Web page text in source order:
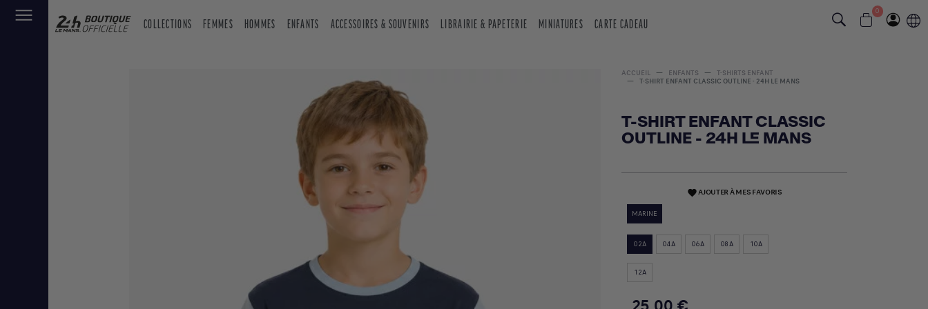
COLLECTIONS FEMMES HOMMES ENFANTS ACCESSOIRES & SOUVENIRS LIBRAIRIE & PAPETERIE MINIATURES CARTE CADEAU
0
ACCUEIL ENFANTS
T-SHIRTS ENFANT
T-SHIRT ENFANT CLASSIC OUTLINE - 24H LE MANS
T-SHIRT ENFANT CLASSIC
OUTLINE - 24H LE MANS
favoriteAJOUTER À MES FAVORIS
MARINE
02A 04A 06A 08A 10A
12A